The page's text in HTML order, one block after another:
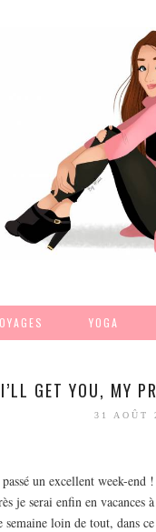
YOGA
GET YOU, MY
31 AOÛT
passé un excellent week-
je serai enfin en vacances
semaine loin de tout, dans